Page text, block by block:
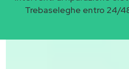
Trebaseleghe entro 24/